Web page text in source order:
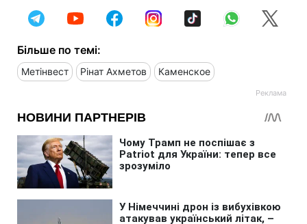
Більше по темі:
Метінвест Рінат Ахметов Каменское